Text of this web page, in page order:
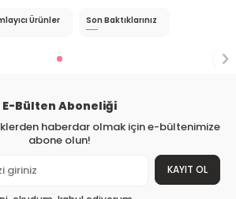
Ürünler Son Baktıklarınız
E-Bülten Aboneliği
haberdar olmak için e-bültenimize
abone olun!
KAYIT OL